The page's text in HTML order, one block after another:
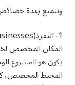
وتتمتع بعدة
1- التفرد
المكان المخصص
يكون هو المشروع
المحيط المخصص،